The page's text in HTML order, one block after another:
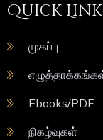
Quick
முகப்பு
Ebooks/PDF
நிகழ்வுகள்